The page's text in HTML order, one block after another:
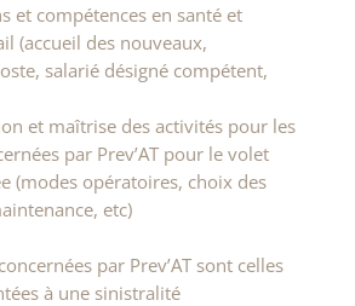
et compétences en santé et
(accueil des nouveaux,
salarié désigné compétent,
et maîtrise des activités pour les
par Prev’AT pour le volet
(modes opératoires, choix des
etc)
par Prev’AT sont celles
à une sinistralité